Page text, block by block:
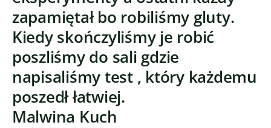
zapamiętał bo robiliśmy gluty.
Kiedy skończyliśmy je robić
poszliśmy do sali gdzie
napisaliśmy test , który każdemu
poszedł łatwiej.
Malwina Kuch